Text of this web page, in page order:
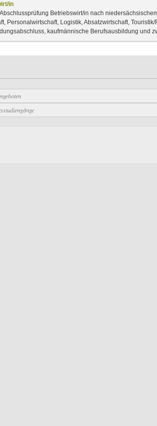
in
Betriebswirt/in nach
Personalwirtschaft, Logistik, Absatzwirtschaft,
kaufmännische Berufsausbildung und